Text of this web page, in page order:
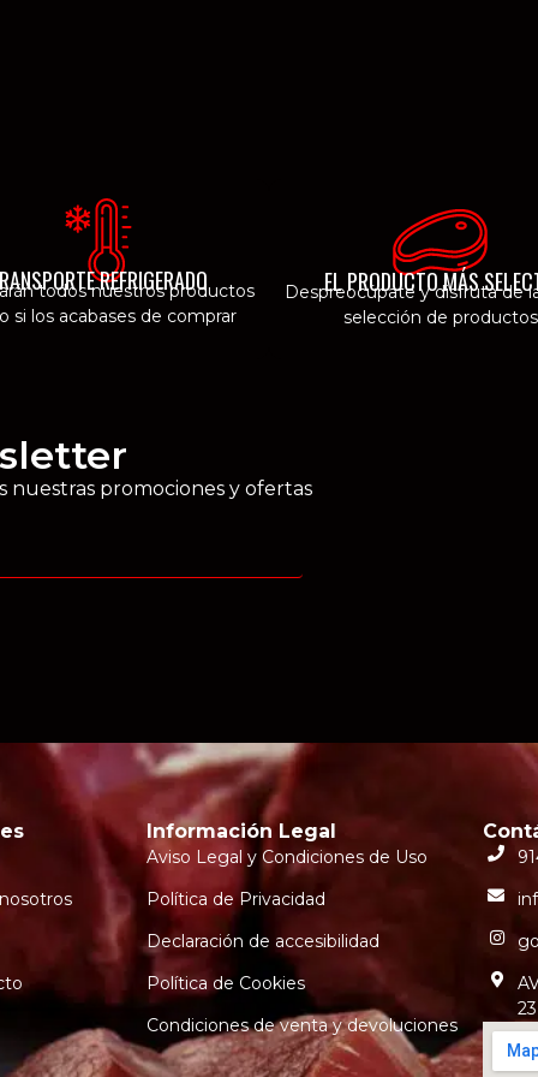
REFRIGERADO
todos nuestros productos
si los acabases de comprar
EL PRODUCTO MÁS
Despreocúpate y disfruta de
selección de productos
promociones y ofertas
Información Legal
Aviso Legal y Condiciones de Uso
Política de Privacidad
Declaración de accesibilidad
Política de Cookies
Condiciones de venta y devoluciones